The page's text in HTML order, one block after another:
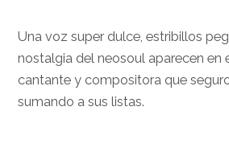
Una voz super dulce, estribillos
nostalgia del neosoul aparecen en
cantante y compositora que
sumando a sus listas.